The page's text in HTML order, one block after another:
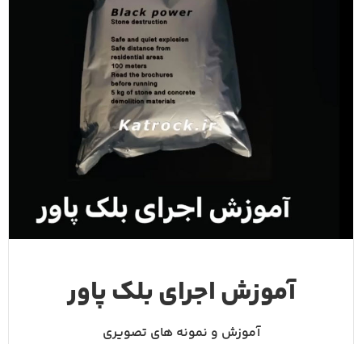
آموزش اجرای بلک پاور
آموزش و نمونه های تصویری